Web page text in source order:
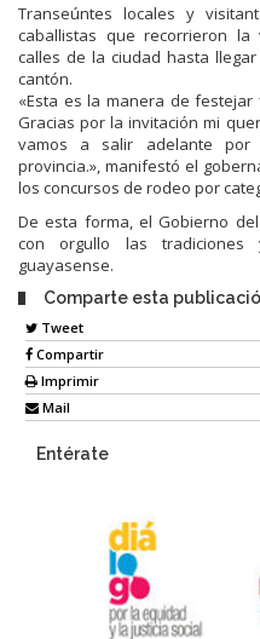
Transeúntes locales y
caballistas que recorrieron
calles de la ciudad hasta
cantón.
«Esta es la manera de
Gracias por la invitación mi
vamos a salir adelante por
provincia.», manifestó el
los concursos de rodeo por
De esta forma, el Gobierno
con orgullo las
guayasense.
Comparte esta
Tweet
Compartir
Imprimir
Mail
Entérate